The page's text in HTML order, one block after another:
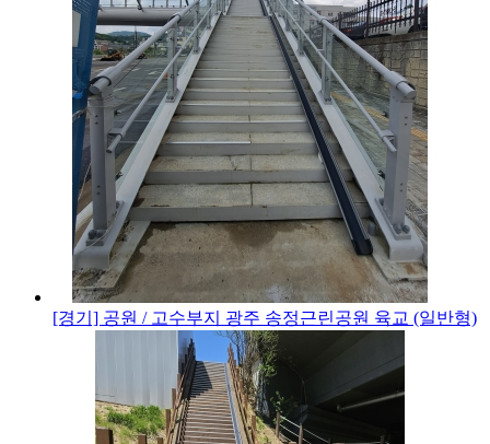
[경기] 공원 / 고수부지 광주 송정근린공원 육교 (일반형)